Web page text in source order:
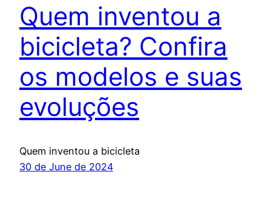
Quem inventou a
bicicleta? Confira
os modelos e suas
evoluções
Quem inventou a bicicleta
30 de June de 2024